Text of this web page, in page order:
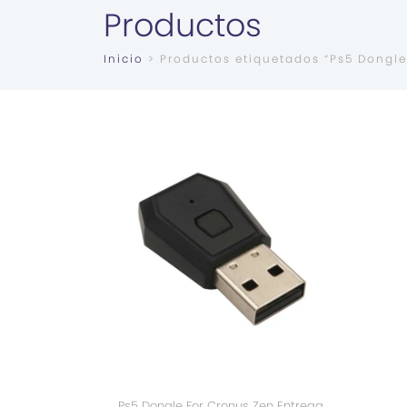
Productos
Inicio > Productos etiquetados “Ps5